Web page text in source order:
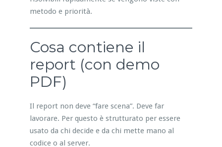
metodo e priorità.
Cosa contiene il
report (con demo
PDF)
Il report non deve “fare scena”. Deve far
lavorare. Per questo è strutturato per essere
usato da chi decide e da chi mette mano al
codice o al server.